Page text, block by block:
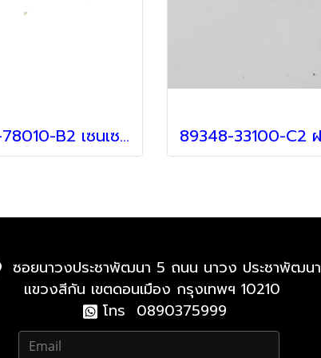
89341-78010-B2 เซนเซอร์กันชน สำหรับรถ Lexus
ซอยนาวงประชาพัฒนา 5 ถนน นาวง ประชาพัฒนา
แขวงสีกัน เขตดอนเมือง กรุงเทพฯ 10210
โทร 0890375999